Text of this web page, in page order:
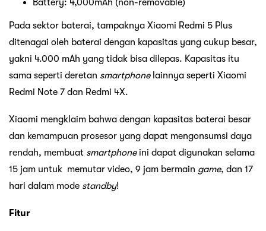
Battery: 4,000mAh (non-removable)
Pada sektor baterai, tampaknya Xiaomi Redmi 5 Plus
ditenagai oleh baterai dengan kapasitas yang cukup besar,
yakni 4.000 mAh yang tidak bisa dilepas. Kapasitas itu
sama seperti deretan smartphonelainnya seperti Xiaomi
Redmi Note 7 dan Redmi 4X.
Xiaomi mengklaim bahwa dengan kapasitas baterai besar
dan kemampuan prosesor yang dapat mengonsumsi daya
rendah, membuat smartphoneini dapat digunakan selama
15 jam untuk memutar video, 9 jam bermain game, dan 17
hari dalam mode standby!
Fitur